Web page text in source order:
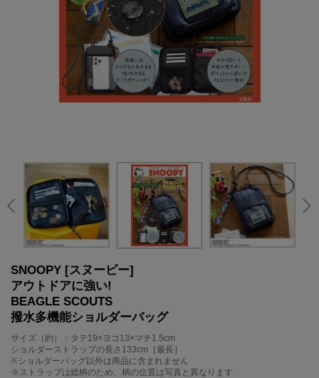
SNOOPY [スヌーピー]
アウトドアに強い!
BEAGLE SCOUTS
撥水多機能ショルダーバッグ
サイズ（約）：タテ19×ヨコ13×マチ1.5cm
ショルダーストラップの長さ133cm［最長］
※ショルダーバッグ以外は商品に含まれません
※ストラップは総柄のため、柄の位置は写真と異なります